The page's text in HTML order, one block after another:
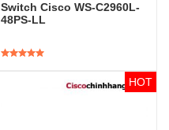
Switch Cisco WS-C2960L-
48PS-LL